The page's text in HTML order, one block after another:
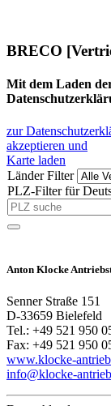
BRECO
Mit dem Laden
zur
akzeptieren und
Karte laden
Länder Filter
PLZ-Filter für
Anton Klocke
Senner Straße 151
D-33659 Bielefeld
Tel.: +49 521 950
Fax: +49 521 950
www.klocke-
info@klocke-